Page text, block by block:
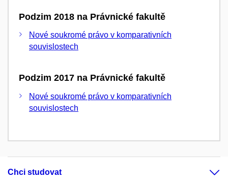
Podzim 2018 na Právnické fakultě
Nové soukromé právo v komparativních
souvislostech
Podzim 2017 na Právnické fakultě
Nové soukromé právo v komparativních
souvislostech
Chci studovat